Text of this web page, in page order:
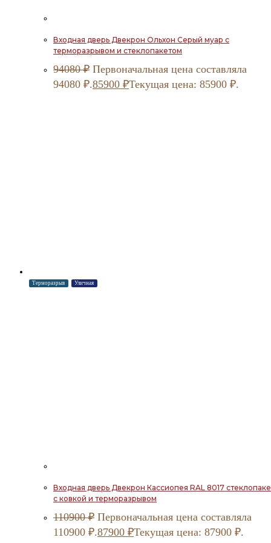
Входная дверь Двекрон Ольхон Серый муар с
терморазрывом и стеклопакетом
94080₽ Первоначальная цена составляла
94080 ₽.85900 ₽Текущая цена: 85900 ₽.
Терморазрыв Уличная
Входная дверь Двекрон Кассиопея RAL 8017
с ковкой и терморазрывом
110900₽ Первоначальная цена составляла
110900 ₽.87900 ₽Текущая цена: 87900 ₽.